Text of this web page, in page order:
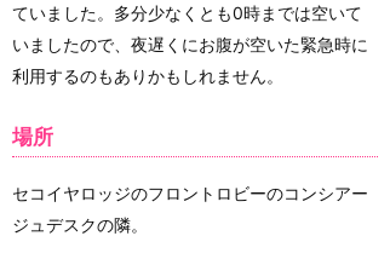
ていました。多分少なくとも0時までは空いて
いましたので、夜遅くにお腹が空いた緊急時に
利用するのもありかもしれません。
場所
セコイヤロッジのフロントロビーのコンシアー
ジュデスクの隣。